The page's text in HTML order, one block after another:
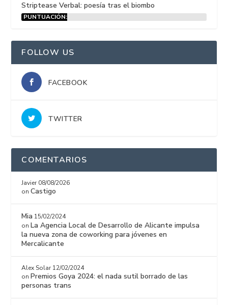
Striptease Verbal: poesía tras el biombo
PUNTUACIÓN:
FOLLOW US
FACEBOOK
TWITTER
COMENTARIOS
Javier 08/08/2026
onCastigo
Mia 15/02/2024
on La Agencia Local de Desarrollo de Alicante impulsa
la nueva zona de coworking para jóvenes en
Mercalicante
Alex Solar 12/02/2024
on Premios Goya 2024: el nada sutil borrado de las
personas trans